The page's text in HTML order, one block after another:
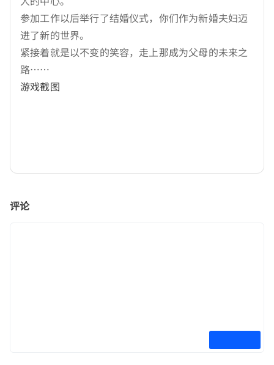
参加工作以后举行了结婚仪式，你们作为新婚夫妇迈
进了新的世界。
紧接着就是以不变的笑容，走上那成为父母的未来之
路……
游戏截图
评论